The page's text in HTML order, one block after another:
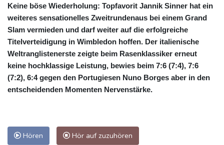
Keine böse Wiederholung: Topfavorit Jannik Sinner hat ein
weiteres sensationelles Zweitrundenaus bei einem Grand
Slam vermieden und darf weiter auf die erfolgreiche
Titelverteidigung in Wimbledon hoffen. Der italienische
Weltranglistenerste zeigte beim Rasenklassiker erneut
keine hochklassige Leistung, bewies beim 7:6 (7:4), 7:6
(7:2), 6:4 gegen den Portugiesen Nuno Borges aber in den
entscheidenden Momenten Nervenstärke.
Hören Hör auf zuzuhören